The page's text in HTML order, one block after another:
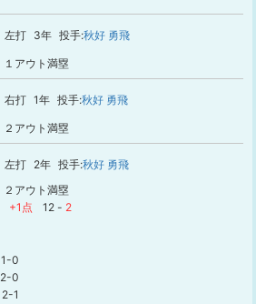
左打 3年 投手:秋好 勇飛
１アウト満塁
右打 1年 投手:秋好 勇飛
２アウト満塁
左打 2年 投手:秋好 勇飛
２アウト満塁
+1点
12 - 2
1-0
2-0
2-1